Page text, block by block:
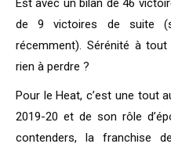
Est avec un bilan de 46
de 9 victoires de suite
récemment). Sérénité à tout
rien à perdre ?
Pour le Heat, c’est une tout
2019-20 et de son rôle
contenders, la franchise